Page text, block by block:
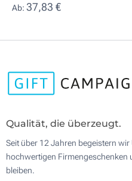
Ab: 37,83 €
Qualität, die überzeugt.
Seit über 12 Jahren begeistern
hochwertigen Firmengeschenken
bleiben.